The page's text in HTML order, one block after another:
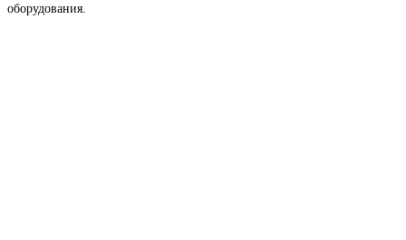
оборудования.